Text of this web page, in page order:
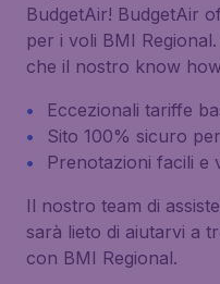
BudgetAir! BudgetAir
per i voli BMI
che il nostro know
Eccezionali tariffe
Sito 100% sicuro
Prenotazioni facili e
Il nostro team di
sarà lieto di aiutarvi a
con BMI Regional.